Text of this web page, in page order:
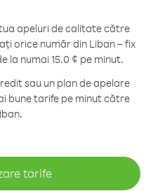
apeluri de calitate către
orice număr din Liban – fix
la numai 15.0 ¢ pe minut.
sau un plan de apelare
bune tarife pe minut către
tarife